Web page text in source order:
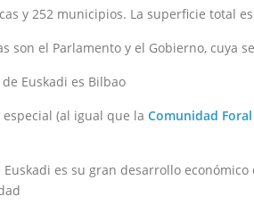
y 252 municipios. La superficie total
son el Parlamento y el Gobierno, cuya
Euskadi es Bilbao
(al igual que la Comunidad
es su gran desarrollo